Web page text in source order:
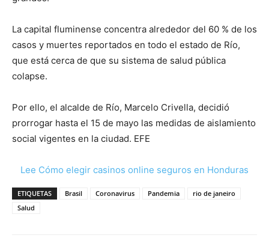
La capital fluminense concentra alrededor del 60 % de los
casos y muertes reportados en todo el estado de Río,
que está cerca de que su sistema de salud pública
colapse.
Por ello, el alcalde de Río, Marcelo Crivella, decidió
prorrogar hasta el 15 de mayo las medidas de aislamiento
social vigentes en la ciudad. EFE
Lee Cómo elegir casinos online seguros en Honduras
ETIQUETAS Brasil Coronavirus Pandemia
rio de janeiro
Salud